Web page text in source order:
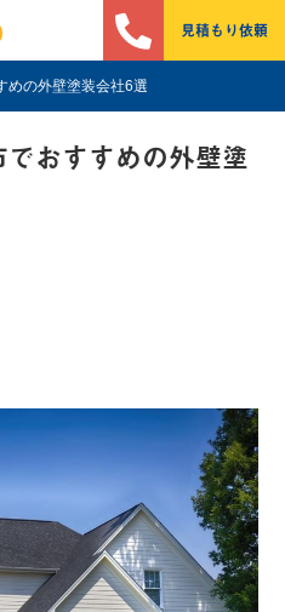
見積もり依頼
めの外壁塗装会社6選
でおすすめの外壁塗